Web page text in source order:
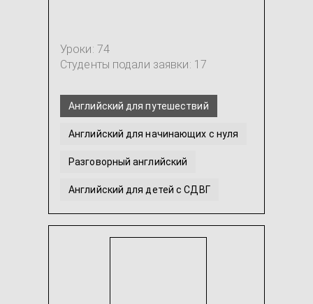
Уроки: 74
Студенты подали заявки: 17
Английский для путешествий
Английский для начинающих с нуля
Разговорный английский
Английский для детей с СДВГ
Американский английский